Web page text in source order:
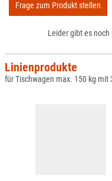
Frage zum Produkt stellen
Leider gibt es
Linienprodukte
für Tischwagen max. 150 kg mit